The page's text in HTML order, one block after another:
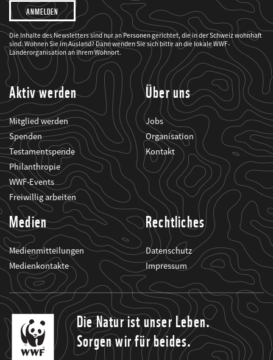
Ich
möchte,
dass
der
WWF
mich
über
seine
Projekte
informiert.
Die Inhalte des Newsletters sind nur an Personen gerichtet, die in der Schweiz wohnhaft
sind. Wohnen Sie im Ausland? Dann wenden Sie sich bitte an die lokale WWF-
Länderorganisation an Ihrem Wohnort.
Aktiv werden
Mitglied werden
Spenden
Testamentspende
Philanthropie
WWF-Events
Freiwillig arbeiten
Über uns
Jobs
Organisation
Kontakt
Medien
Medienmitteilungen
Medienkontakte
Rechtliches
Datenschutz
Impressum
Die Natur ist unser Leben.
Sorgen wir für beides.